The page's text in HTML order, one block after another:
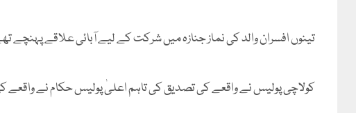
تینوں افسران والد کی نماز جنازہ میں شرکت کے لیے آبائی علاقے پہنچے تھے جو کہ 27 اگست کو ادا
کولاچی پولیس نے واقعے کی تصدیق کی تاہم اعلیٰ پولیس حکام نے واقعے